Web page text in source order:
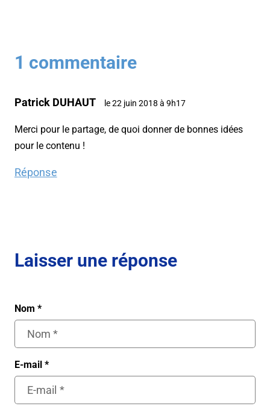
1 commentaire
Patrick DUHAUT le 22 juin 2018 à 9h17
Merci pour le partage, de quoi donner de bonnes idées
pour le contenu !
Réponse
Laisser une réponse
Nom *
E-mail *